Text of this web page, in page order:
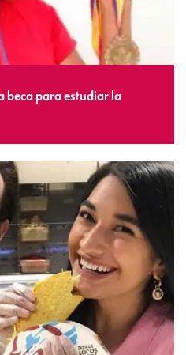
beca para estudiar la